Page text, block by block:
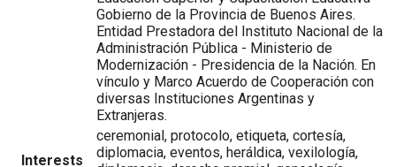
Gobierno de la Provincia de Buenos Aires.
Entidad Prestadora del Instituto Nacional de la
Administración Pública - Ministerio de
Modernización - Presidencia de la Nación. En
vínculo y Marco Acuerdo de Cooperación con
diversas Instituciones Argentinas y
Extranjeras.
Interests
ceremonial, protocolo, etiqueta, cortesía,
diplomacia, eventos, heráldica, vexilología,